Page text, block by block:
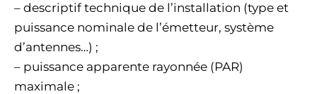
– descriptif technique de l’installation (type et
puissance nominale de l’émetteur, système
d’antennes…) ;
– puissance apparente rayonnée (PAR)
maximale ;